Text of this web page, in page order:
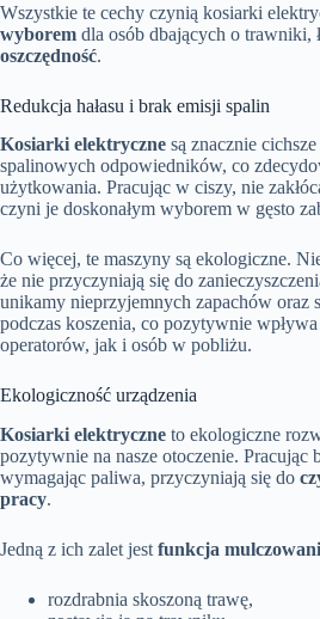
Wszystkie te cechy czynią kosiarki
wyborem dla osób dbających o trawniki,
oszczędność.
Redukcja hałasu i brak emisji spalin
Kosiarki elektryczne są znacznie
spalinowych odpowiedników, co
użytkowania. Pracując w ciszy, nie
czyni je doskonałym wyborem w gęsto
Co więcej, te maszyny są ekologiczne.
że nie przyczyniają się do
unikamy nieprzyjemnych zapachów oraz
podczas koszenia, co pozytywnie
operatorów, jak i osób w pobliżu.
Ekologiczność urządzenia
Kosiarki elektryczne to ekologiczne
pozytywnie na nasze otoczenie. Pracując
wymagając paliwa, przyczyniają się do
pracy.
Jedną z ich zalet jest funkcja
rozdrabnia skoszoną trawę,